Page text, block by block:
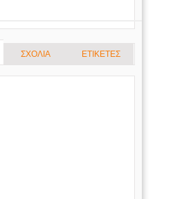
ΣΧΟΛΙΑ ΕΤΙΚΕΤΕΣ